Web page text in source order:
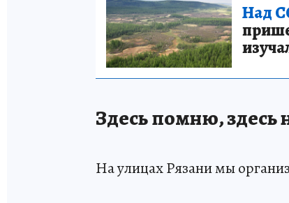
Над
Здесь помню,
На улицах Рязани мы